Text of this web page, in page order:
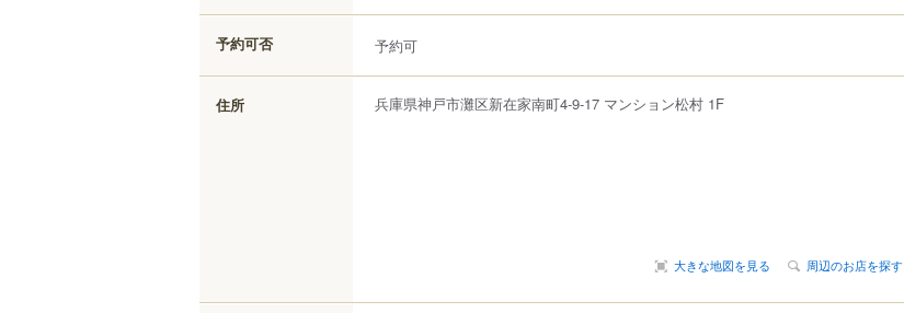
予約可否 予約可
住所 兵庫県神戸市灘区新在家南町4-9-17 マンション松村 1F
大きな地図を見る 周辺のお店を探す